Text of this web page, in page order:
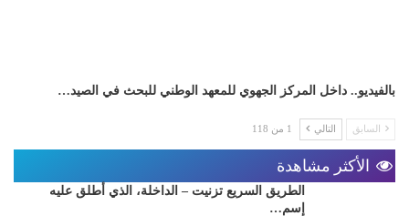
بالفيديو.. داخل المركز الجهوي للمعهد الوطني للبحث في الصيد…
السابق التالي 1 من 118
الأكثر مشاهدة
الطريق السريع تزنيت – الداخلة، الذي أطلق عليه
إسم…